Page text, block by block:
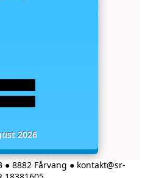
2026
8882 Fårvang ● kontakt@sr-